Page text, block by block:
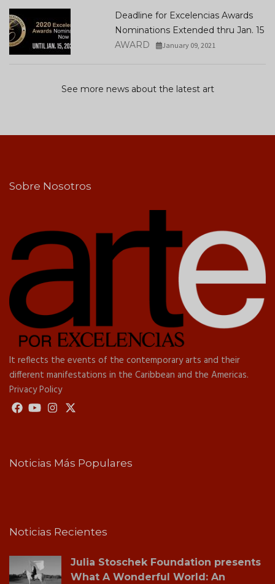
Deadline for Excelencias Awards
Nominations Extended thru Jan. 15
AWARD
January 09, 2021
See more news about the latest art
Sobre Nosotros
It reflects the events of the contemporary arts and their
different manifestations in the Caribbean and the Americas.
Privacy Policy
Noticias Más Populares
Noticias Recientes
Julia Stoschek Foundation presents
What A Wonderful World: An